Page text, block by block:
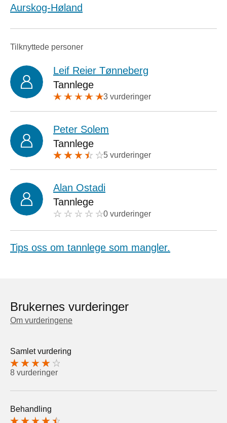
Aurskog-Høland
Tilknyttede personer
Leif Reier Tønneberg
Tannlege
3 vurderinger
Peter Solem
Tannlege
5 vurderinger
Alan Ostadi
Tannlege
0 vurderinger
Tips oss om tannlege som mangler.
Brukernes vurderinger
Om vurderingene
Samlet vurdering
8 vurderinger
Behandling